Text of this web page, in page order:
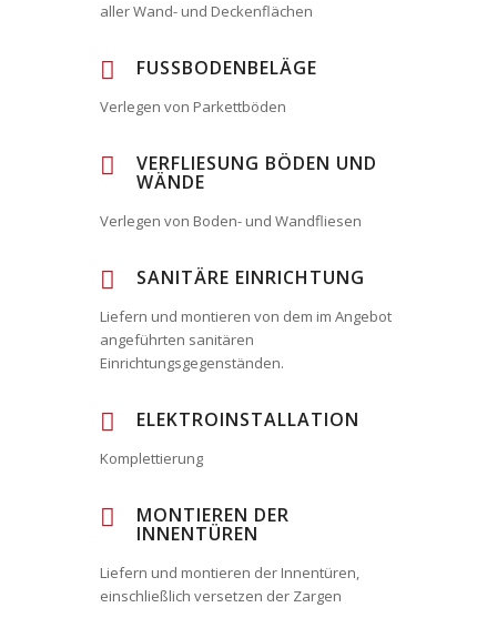
aller Wand- und Deckenflächen
FUSSBODENBELÄGE
Verlegen von Parkettböden
VERFLIESUNG BÖDEN UND
WÄNDE
Verlegen von Boden- und Wandfliesen
SANITÄRE EINRICHTUNG
Liefern und montieren von dem im Angebot
angeführten sanitären
Einrichtungsgegenständen.
ELEKTROINSTALLATION
Komplettierung
MONTIEREN DER
INNENTÜREN
Liefern und montieren der Innentüren,
einschließlich versetzen der Zargen